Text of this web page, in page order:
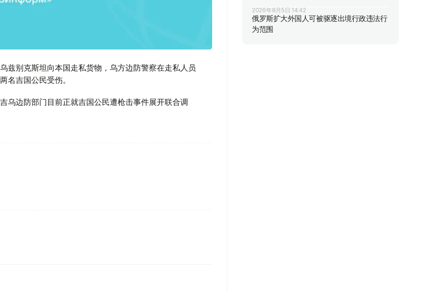
兹别克斯坦向本国走私货物，乌方边防警察在走私人员
名吉国公民受伤。
乌边防部门目前正就吉国公民遭枪击事件展开联合调
2026年8月5日 14:42
俄罗斯扩大外国人可被驱逐出境行政违法行
为范围